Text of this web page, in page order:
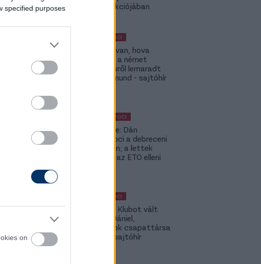
specified purposes
on
UCC kollekciójában
MAGYAR FOCI
ETO: Megvan, hova
igazolhat a német
szerződésről lemaradt
Tóth Rajmund - sajtóhír
KÜLFÖLDI FOCI
Lapszemle: Dán
szambafoci a debreceni
szaunában; a lettek
kevesellik az ETO elleni
MAGYAR FOCI
Légiósok: Klubot vált
Gazdag Dániel,
világbajnok csapattársa
is lehet - sajtóhír